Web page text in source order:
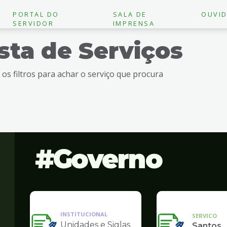
PORTAL DO
SERVIDOR
SALA DE
IMPRENSA
de Serviços
os filtros para achar o serviço que procura
Governo
INSTITUCIONAL
Unidades e Siglas
SERVICO